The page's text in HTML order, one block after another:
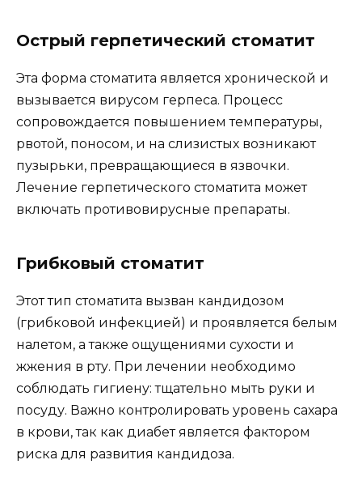
Острый герпетический стоматит
Эта форма стоматита является хронической и
вызывается вирусом герпеса. Процесс
сопровождается повышением температуры,
рвотой, поносом, и на слизистых возникают
пузырьки, превращающиеся в язвочки.
Лечение герпетического стоматита может
включать противовирусные препараты.
Грибковый стоматит
Этот тип стоматита вызван кандидозом
(грибковой инфекцией) и проявляется белым
налетом, а также ощущениями сухости и
жжения в рту. При лечении необходимо
соблюдать гигиену: тщательно мыть руки и
посуду. Важно контролировать уровень сахара
в крови, так как диабет является фактором
риска для развития кандидоза.